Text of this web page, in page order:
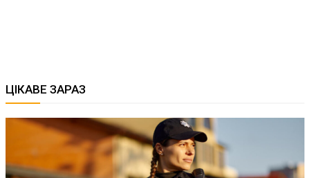
ЦІКАВЕ ЗАРАЗ